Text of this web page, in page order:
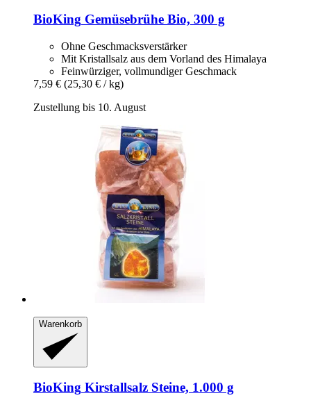
BioKing Gemüsebrühe Bio, 300 g
Ohne Geschmacksverstärker
Mit Kristallsalz aus dem Vorland des Himalaya
Feinwürziger, vollmundiger Geschmack
7,59 € (25,30 € / kg)
Zustellung bis 10. August
Warenkorb
BioKing Kirstallsalz Steine, 1.000 g